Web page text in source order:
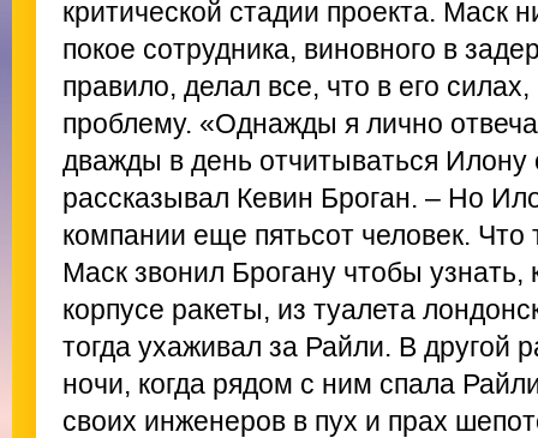
критической стадии проекта. Маск
покое сотрудника, виновного в
правило, делал все, что в его
проблему. «Однажды я лично
дважды в день отчитываться Илону
рассказывал Кевин Броган. – Нo
компании еще пятьсот человек.
Маск звонил Брогану чтобы узнать,
корпусе ракеты, из туалета
тогда ухаживал за Райли. В другой
ночи, когда рядом с ним спала
своих инженеров в пух и прах